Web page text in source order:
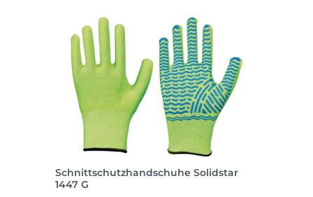
Schnittschutzhandschuhe Solidstar
1447 G